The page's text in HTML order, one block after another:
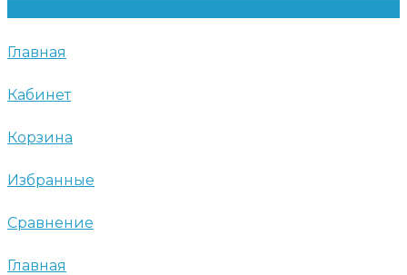
Главная
Кабинет
Корзина
Избранные
Сравнение
Главная